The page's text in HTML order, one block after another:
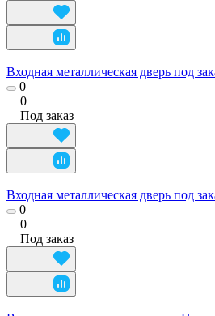
Входная металлическая дверь под
0
0
Под заказ
Входная металлическая дверь под
0
0
Под заказ